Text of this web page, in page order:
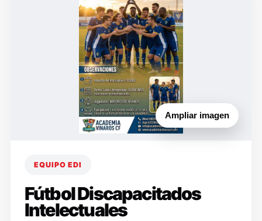
Ampliar imagen
EQUIPO EDI
Fútbol Discapacitados
Intelectuales